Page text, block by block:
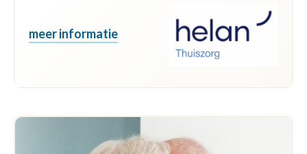
meer informatie